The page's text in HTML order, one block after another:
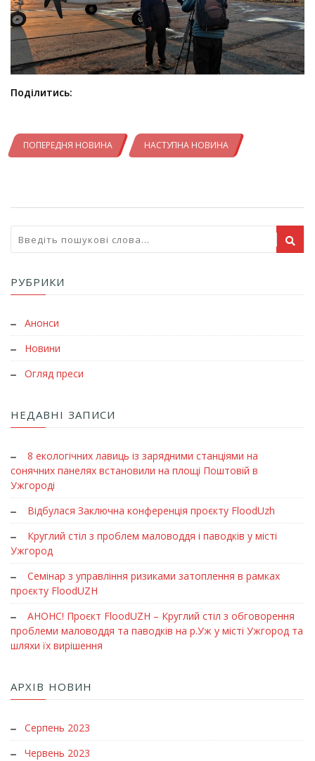
Поділитись:
ПОПЕРЕДНЯ НОВИНА НАСТУПНА НОВИНА
РУБРИКИ
Анонси
Новини
Огляд преси
НЕДАВНІ ЗАПИСИ
8 екологічних лавиць із зарядними станціями на
сонячних панелях встановили на площі Поштовій в
Ужгороді
Відбулася Заключна конференція проєкту FloodUzh
Круглий стіл з проблем маловоддя і паводків у місті
Ужгород
Семінар з управління ризиками затоплення в рамках
проєкту FloodUZH
АНОНС! Проєкт FloodUZH – Круглий стіл з обговорення
проблеми маловоддя та паводків на р.Уж у місті Ужгород та
шляхи їх вирішення
АРХІВ НОВИН
Серпень 2023
Червень 2023